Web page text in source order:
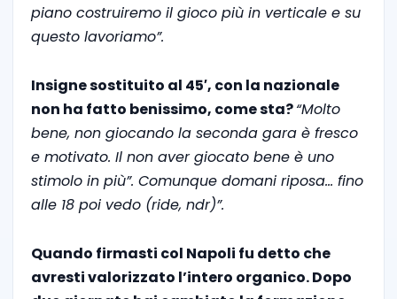
piano costruiremo il gioco più in verticale e su
questo lavoriamo”.
Insigne sostituito al 45′, con la nazionale
non ha fatto benissimo, come sta?“Molto
bene, non giocando la seconda gara è fresco
e motivato. Il non aver giocato bene è uno
stimolo in più”. Comunque domani riposa… fino
alle 18 poi vedo (ride, ndr)”.
Quando firmasti col Napoli fu detto che
avresti valorizzato l’intero organico. Dopo